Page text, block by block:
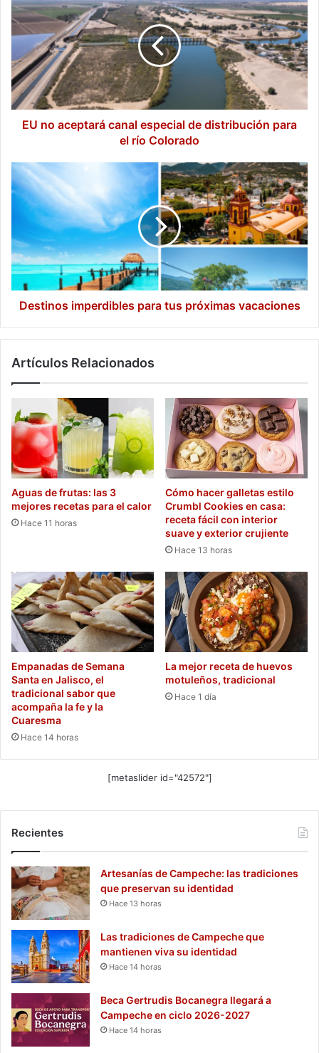
no
aceptará
canal
especial
de
distribución
para
el
EU no aceptará canal especial de distribución para
el río Colorado
Destinos
imperdibles
para
próximas
vacaciones
Destinos imperdibles para tus próximas vacaciones
Artículos Relacionados
Aguas de frutas: las 3
mejores recetas para el calor
Hace 11 horas
Cómo hacer galletas estilo
Crumbl Cookies en casa:
receta fácil con interior
suave y exterior crujiente
Hace 13 horas
Empanadas de Semana
Santa en Jalisco, el
tradicional sabor que
acompaña la fe y la
Cuaresma
Hace 14 horas
La mejor receta de huevos
motuleños, tradicional
Hace 1 día
[metaslider id="42572"]
Recientes
Artesanías de Campeche: las tradiciones
que preservan su identidad
Hace 13 horas
Las tradiciones de Campeche que
mantienen viva su identidad
Hace 14 horas
Beca Gertrudis Bocanegra llegará a
Campeche en ciclo 2026-2027
Hace 14 horas